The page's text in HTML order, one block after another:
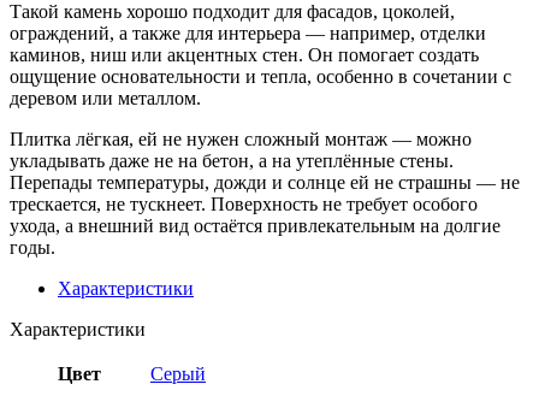
Такой камень хорошо подходит для фасадов, цоколей,
ограждений, а также для интерьера — например, отделки
каминов, ниш или акцентных стен. Он помогает создать
ощущение основательности и тепла, особенно в сочетании с
деревом или металлом.
Плитка лёгкая, ей не нужен сложный монтаж — можно
укладывать даже не на бетон, а на утеплённые стены.
Перепады температуры, дожди и солнце ей не страшны — не
трескается, не тускнеет. Поверхность не требует особого
ухода, а внешний вид остаётся привлекательным на долгие
годы.
Характеристики
Характеристики
Цвет Серый